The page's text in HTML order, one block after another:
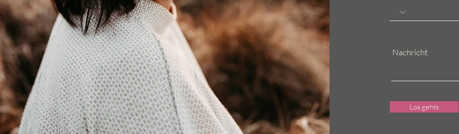
Nachricht
Los gehts